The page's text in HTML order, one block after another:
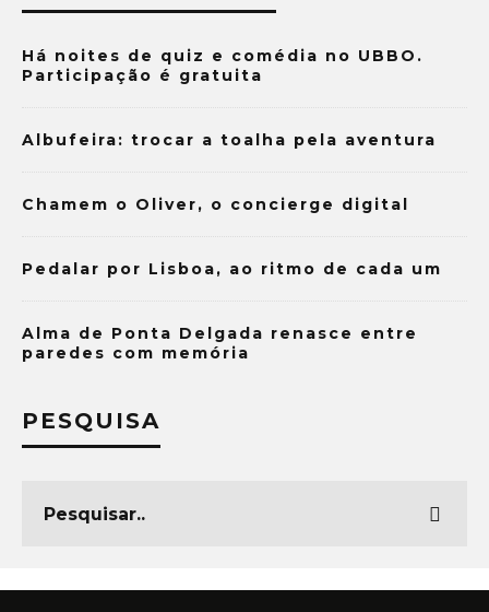
Há noites de quiz e comédia no UBBO.
Participação é gratuita
Albufeira: trocar a toalha pela aventura
Chamem o Oliver, o concierge digital
Pedalar por Lisboa, ao ritmo de cada um
Alma de Ponta Delgada renasce entre
paredes com memória
PESQUISA